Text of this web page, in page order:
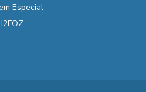
Especial